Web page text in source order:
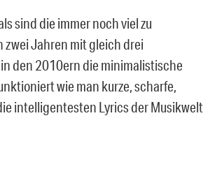
sind die immer noch viel zu
zwei Jahren mit gleich drei
den 2010ern die minimalistische
wie man kurze, scharfe,
intelligentesten Lyrics der Musikwelt